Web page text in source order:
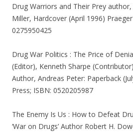
Drug Warriors and Their Prey
Miller, Hardcover (April 1996)
0275950425
Drug War Politics : The Price of
(Editor), Kenneth Sharpe
Author, Andreas Peter: Paperback
Press; ISBN: 0520205987
The Enemy Is Us : How to Defeat
‘War on Drugs’ Author Robert H.